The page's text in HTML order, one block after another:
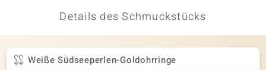
Details des Schmuckstücks
Weiße Südseeperlen-Goldohrringe